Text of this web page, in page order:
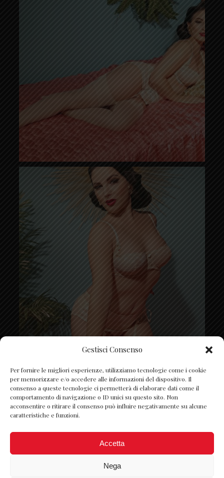
Gestisci Consenso
Per fornire le migliori esperienze, utilizziamo tecnologie come i cookie
per memorizzare e/o accedere alle informazioni del dispositivo. Il
consenso a queste tecnologie ci permetterà di elaborare dati come il
comportamento di navigazione o ID unici su questo sito. Non
acconsentire o ritirare il consenso può influire negativamente su alcune
caratteristiche e funzioni.
Accetta
Nega
Segui su Instagram